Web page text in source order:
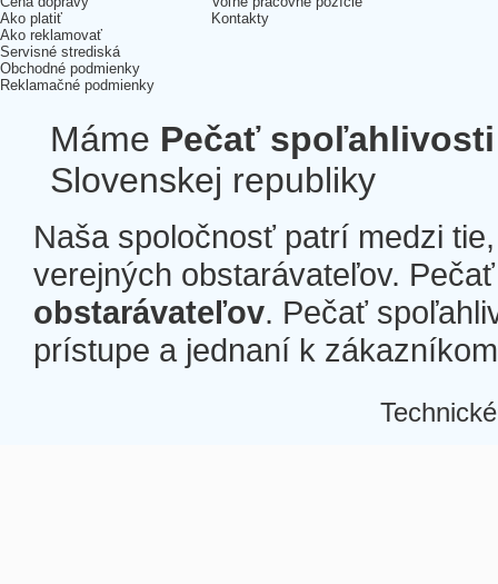
Ako platiť
Ako reklamovať
Servisné strediská
Obchodné podmienky
Reklamačné podmienky
Kontakty
Máme Pečať spoľahlivosti
Slovenskej republiky
Naša spoločnosť patrí medzi
verejných obstarávateľov.
obstarávateľov. Pečať
prístupe a jednaní k